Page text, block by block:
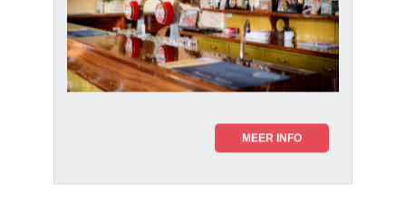
MEER INFO